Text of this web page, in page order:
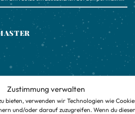
Zustimmung verwalten
bieten, verwenden wir Technologien wie
und/oder darauf zuzugreifen. Wenn du
KG Getränke Wimmer